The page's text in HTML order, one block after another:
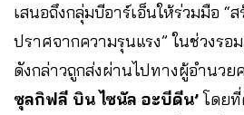
เสนอถึงกลุ่มบีอาร์เอ็นให้ร่วมมือ “
ปราศจากความรุนแรง” ในช่วงรอ
ดังกล่าวถูกส่งผ่านไปทางผู้อำนวย
ซุลกิฟลี บิน ไซนัล อะบีดีน’โดย